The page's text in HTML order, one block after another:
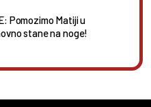
Pomozimo Matiji u
stane na noge!